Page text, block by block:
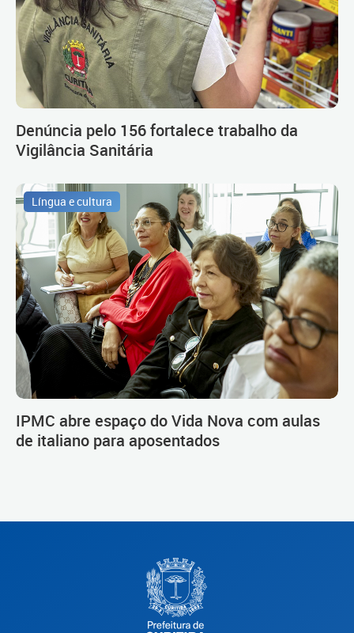
Denúncia pelo 156 fortalece trabalho da
Vigilância Sanitária
Língua e cultura
IPMC abre espaço do Vida Nova com aulas
de italiano para aposentados